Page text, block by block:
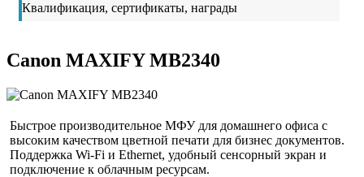
Квалификация, сертификаты, награды
Canon MAXIFY MB2340
Быстрое производительное МФУ для домашнего офиса с
высоким качеством цветной печати для бизнес документов.
Поддержка Wi-Fi и Ethernet, удобный сенсорный экран и
подключение к облачным ресурсам.